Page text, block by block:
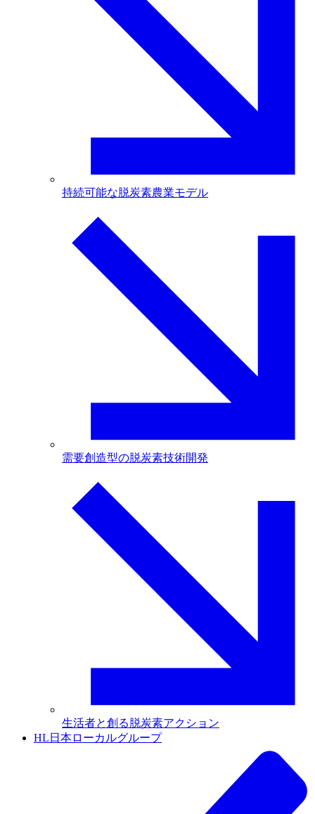
持続可能な脱炭素農業モデル
需要創造型の脱炭素技術開発
生活者と創る脱炭素アクション
HL日本ローカルグループ